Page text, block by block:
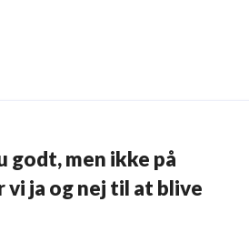
godt, men ikke på
vi ja og nej til at blive